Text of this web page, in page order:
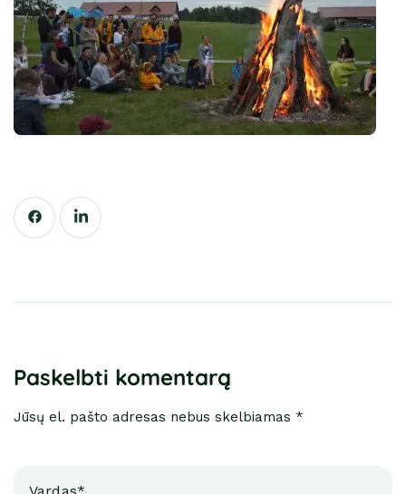
Paskelbti komentarą
Jūsų el. pašto adresas nebus skelbiamas *